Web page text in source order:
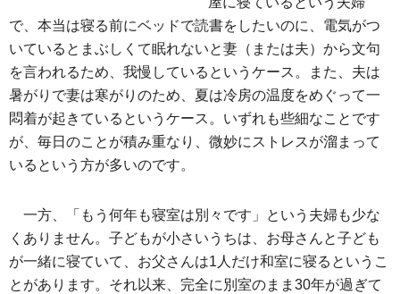
で、本当は寝る前にベッドで読書をしたいのに、電気がつ
いているとまぶしくて眠れないと妻（または夫）から文句
を言われるため、我慢しているというケース。また、夫は
暑がりで妻は寒がりのため、夏は冷房の温度をめぐって一
悶着が起きているというケース。いずれも些細なことです
が、毎日のことが積み重なり、微妙にストレスが溜まって
いるという方が多いのです。
一方、「もう何年も寝室は別々です」という夫婦も少な
くありません。子どもが小さいうちは、お母さんと子ども
が一緒に寝ていて、お父さんは1人だけ和室に寝るというこ
とがあります。それ以来、完全に別室のまま30年が過ぎて